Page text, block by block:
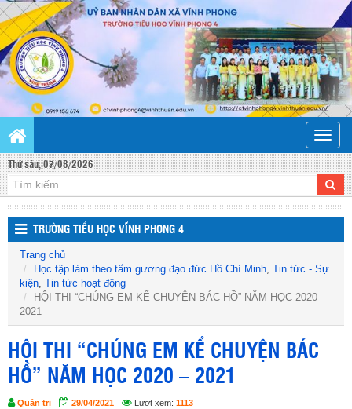
Toggle
Thứ sáu, 07/08/2026
TRƯỜNG TIỂU HỌC VĨNH PHONG 4
Trang chủ
Học tập làm theo tấm gương đạo đức Hồ Chí Minh, Tin tức - Sự
kiện, Tin tức hoạt động
HỘI THI “CHÚNG EM KỂ CHUYỆN BÁC HỒ” NĂM HỌC 2020 –
2021
HỘI THI “CHÚNG EM KỂ CHUYỆN BÁC
HỒ” NĂM HỌC 2020 – 2021
Quản trị 29/04/2021 Lượt xem: 1113